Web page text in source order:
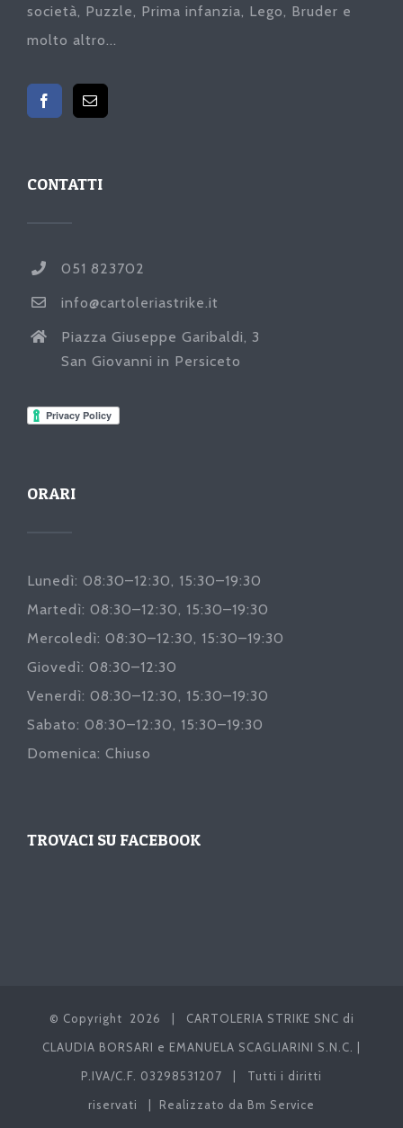
società, Puzzle, Prima infanzia, Lego, Bruder e
molto altro...
CONTATTI
051 823702
info@cartoleriastrike.it
Piazza Giuseppe Garibaldi, 3
San Giovanni in Persiceto
ORARI
Lunedì: 08:30–12:30, 15:30–19:30
Martedì: 08:30–12:30, 15:30–19:30
Mercoledì: 08:30–12:30, 15:30–19:30
Giovedì: 08:30–12:30
Venerdì: 08:30–12:30, 15:30–19:30
Sabato: 08:30–12:30, 15:30–19:30
Domenica: Chiuso
TROVACI SU FACEBOOK
© Copyright 2026 | CARTOLERIA STRIKE SNC di
CLAUDIA BORSARI e EMANUELA SCAGLIARINI S.N.C. |
P.IVA/C.F. 03298531207 | Tutti i diritti
riservati | Realizzato da Bm Service